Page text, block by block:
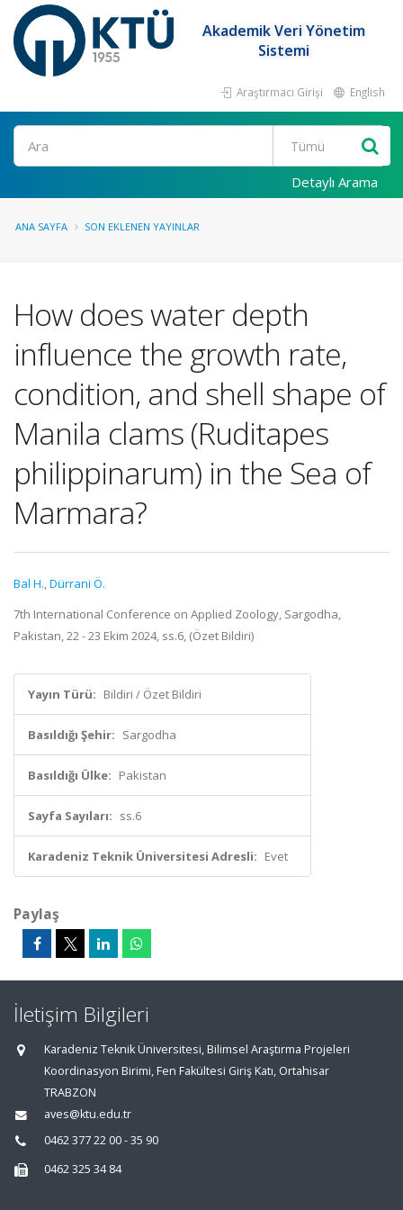
Akademik Veri Yönetim
Sistemi
Araştırmacı Girişi English
Ara
Detaylı Arama
ANA SAYFA SON EKLENEN YAYINLAR
How does water depth
influence the growth rate,
condition, and shell shape of
Manila clams (Ruditapes
philippinarum) in the Sea of
Marmara?
Bal H.,Dürrani Ö.
7th International Conference on Applied Zoology, Sargodha,
Pakistan, 22 - 23 Ekim 2024, ss.6, (Özet Bildiri)
Yayın Türü: Bildiri / Özet Bildiri
Basıldığı Şehir: Sargodha
Basıldığı Ülke: Pakistan
Sayfa Sayıları: ss.6
Karadeniz Teknik Üniversitesi Adresli: Evet
Paylaş
İletişim Bilgileri
Karadeniz Teknik Üniversitesi, Bilimsel Araştırma Projeleri
Koordinasyon Birimi, Fen Fakültesi Giriş Katı, Ortahisar
TRABZON
aves@ktu.edu.tr
0462 377 22 00 - 35 90
0462 325 34 84